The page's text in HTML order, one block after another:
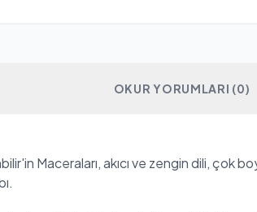
OKUR YORUMLARI (0)
Maceraları, akıcı ve zengin dili, çok